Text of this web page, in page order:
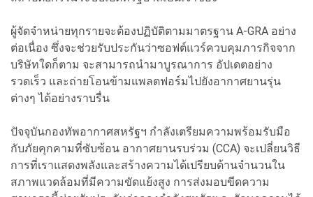
ผู้จัดจำหน่ายทุกรายจะต้องปฏิบัติตามมาตรฐาน A-GRA อย่าง
ต่อเนื่อง ซึ่งจะช่วยรับประกันว่าซอฟต์แวร์ควบคุมภารกิจจาก
บริษัทใดก็ตาม จะสามารถนำมาบูรณาการ อัปเดตอย่าง
รวดเร็ว และถ่ายโอนข้ามแพลตฟอร์มไปยังอากาศยานรุ่น
ต่างๆ ได้อย่างราบรื่น
ปัจจุบันกองทัพอากาศสหรัฐฯ กำลังเตรียมความพร้อมรับมือ
กับภัยคุกคามที่ซับซ้อน อากาศยานรบร่วม (CCA) จะเปลี่ยนวิธี
การที่เราแสดงพลังและสร้างความได้เปรียบด้านจำนวนใน
สภาพแวดล้อมที่มีความขัดแย้งสูง การส่งมอบขีดความ